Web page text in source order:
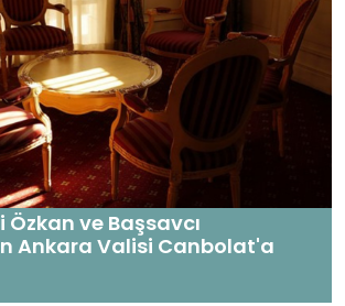
ve Başsavcı
Ankara Valisi Canbolat'a